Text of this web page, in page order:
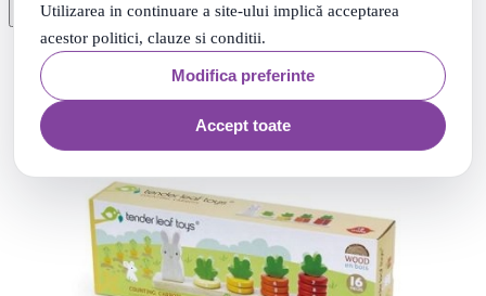
Utilizarea in continuare a site-ului implică acceptarea
acestor politici, clauze si conditii.
Modifica preferinte
Accept toate